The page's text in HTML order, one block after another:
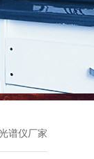
谱仪厂家